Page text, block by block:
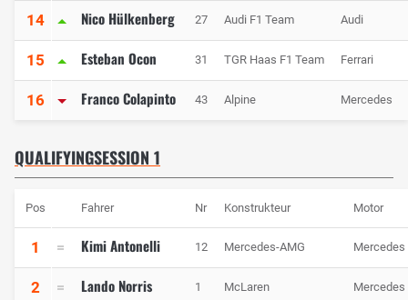
14 Nico Hülkenberg 27 Audi F1 Team Audi
15 Esteban Ocon 31 TGR Haas F1 Team Ferrari
16 Franco Colapinto 43 Alpine Mercedes
QUALIFYINGSESSION 1
Pos Fahrer Nr Konstrukteur Motor
1 Kimi Antonelli 12 Mercedes-AMG Mercedes
2 Lando Norris 1 McLaren Mercedes